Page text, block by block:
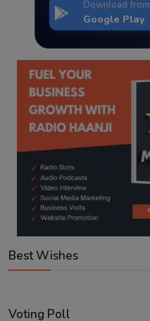
Download from
Google Play
Best Wishes
Voting Poll